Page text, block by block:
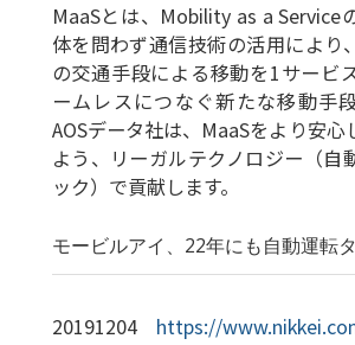
MaaSとは、Mobility as a Service
体を問わず通信技術の活用により
の交通手段による移動を1サービ
ームレスにつなぐ新たな移動手
AOSデータ社は、MaaSをより安心
よう、リーガルテクノロジー（自
ック）で貢献します。
モービルアイ、22年にも自動運転
20191204 https://